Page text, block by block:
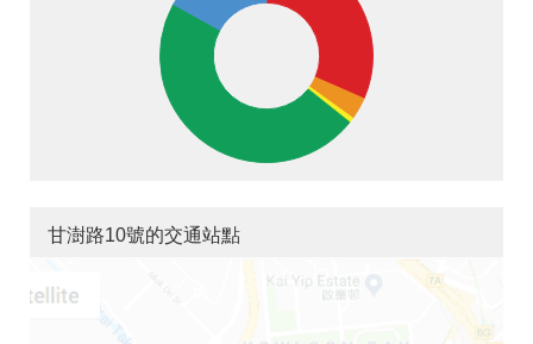
甘澍路10號的交通站點